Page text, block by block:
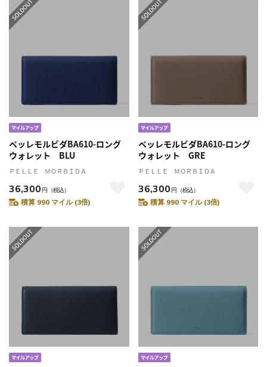
ペッレモルビダBA610-ロング
ウォレット BLU
ＰＥＬＬＥ ＭＯＲＢＩＤＡ
36,300 円 （税込）
積算 990 マイル (3倍)
ペッレモルビダBA610-ロング
ウォレット GRE
ＰＥＬＬＥ ＭＯＲＢＩＤＡ
36,300 円 （税込）
積算 990 マイル (3倍)